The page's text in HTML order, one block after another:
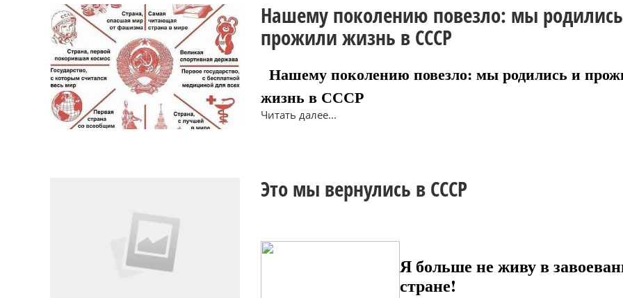
Нашему поколению повезло: мы
прожили жизнь в СССР
Нашему поколению повезло: мы родились и
жизнь в СССР
Читать далее...
Это мы вернулись в СССР
Я больше не живу в
стране!